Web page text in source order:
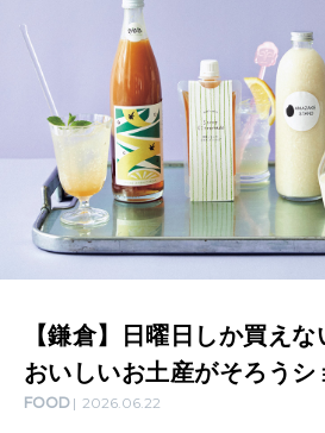
MAMA
ママもいろいろ
わたしができること
CULTURE
自分を耕す
】
日
曜
日
し
か
買
な
い
幻
【鎌倉】日曜日しか買えな
おいしいお土産がそろうシ
FOOD 2026.06.22